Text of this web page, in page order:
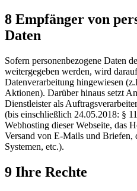
8 Empfänger von
Daten
Sofern personenbezogene Daten
weitergegeben werden, wird
Datenverarbeitung hingewiesen
Aktionen). Darüber hinaus setzt
Dienstleister als
(bis einschließlich 24.05.2018: §
Webhosting dieser Webseite, das
Versand von E-Mails und
Systemen, etc.).
9 Ihre Rechte